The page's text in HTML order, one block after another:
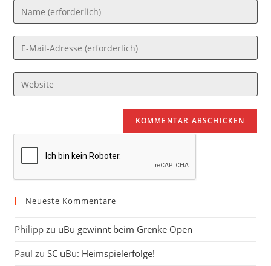
Gib
deinen
Namen
oder
zum
Kommentieren
Gib
deine
E-
Mail-
Kommentieren
ein
Gib
deine
(optional)
Neueste Kommentare
Philipp zu uBu gewinnt beim Grenke Open
Paul zuSC uBu: Heimspielerfolge!